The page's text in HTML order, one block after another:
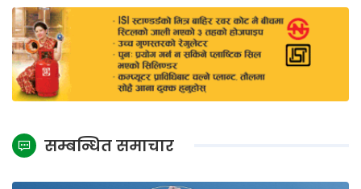
सम्बन्धित समाचार